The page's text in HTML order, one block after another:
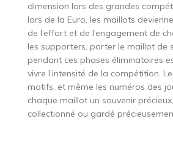
dimension lors des grandes
lors de la Euro, les maillots
de l’effort et de l’engagement de
les supporters, porter le maillot de
pendant ces phases éliminatoires
vivre l’intensité de la compétition.
motifs, et même les numéros des
chaque maillot un souvenir
collectionné ou gardé